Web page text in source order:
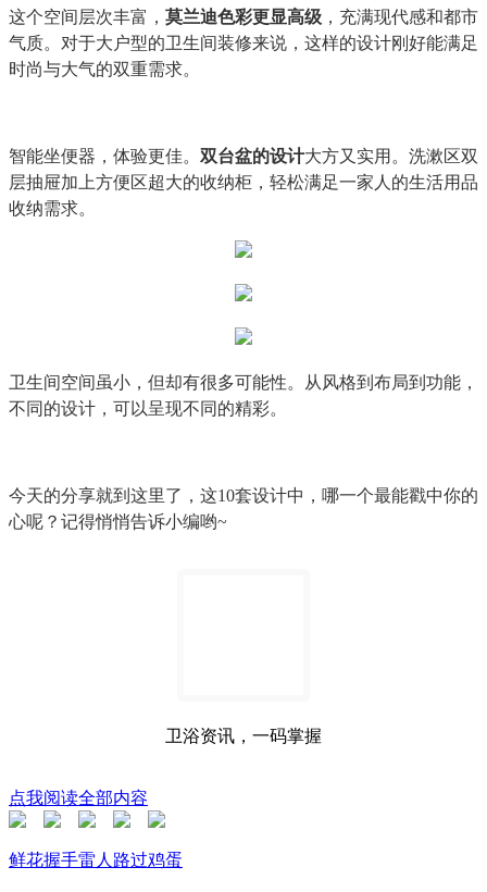
这个空间层次丰富， 莫兰迪色彩更显高级 ，充满现代感和都市
气质。对于大户型的卫生间装修来说，这样的设计刚好能满足
时尚与大气的双重需求。
智能坐便器，体验更佳。 双台盆的设计大方又实用。洗漱区双
层抽屉加上方便区超大的收纳柜，轻松满足一家人的生活用品
收纳需求。
卫生间空间虽小，但却有很多可能性。从风格到布局到功能，
不同的设计，可以呈现不同的精彩。
今天的分享就到这里了，这10套设计中，哪一个最能戳中你的
心呢？记得悄悄告诉小编哟~
卫浴资讯，一码掌握
点我阅读全部内容
鲜花握手雷人 路过鸡蛋